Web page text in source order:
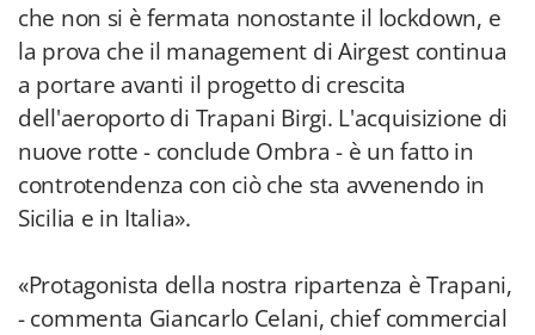
che non si è fermata nonostante il lockdown, e
la prova che il management di Airgest continua
a portare avanti il progetto di crescita
dell'aeroporto di Trapani Birgi. L'acquisizione di
nuove rotte - conclude Ombra - è un fatto in
controtendenza con ciò che sta avvenendo in
Sicilia e in Italia».
«Protagonista della nostra ripartenza è Trapani,
- commenta Giancarlo Celani, chief commercial